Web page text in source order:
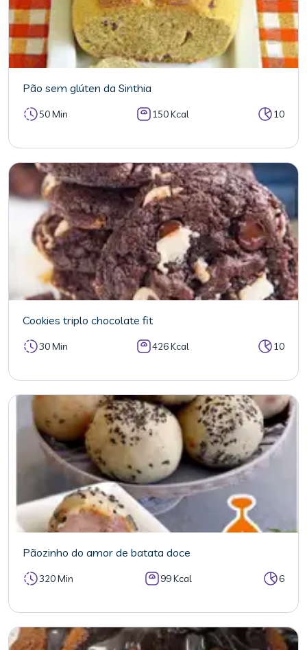
Pão sem glúten da Sinthia
50 Min 150 Kcal 10
Cookies triplo chocolate fit
30 Min 426 Kcal 10
Pãozinho do amor de batata doce
320 Min 99 Kcal 6